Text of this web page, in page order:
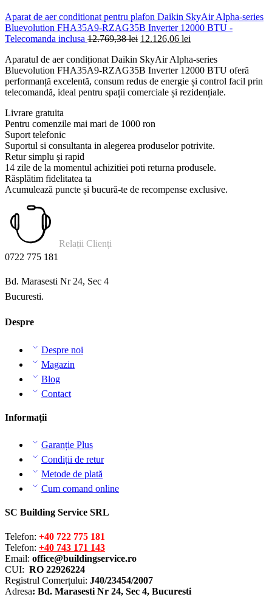
Aparat de aer conditionat pentru plafon Daikin SkyAir Alpha-series
Bluevolution FHA35A9-RZAG35B Inverter 12000 BTU -
Telecomanda inclusa 12.769,38lei Prețul
a
fost:
12.769,38 lei.
12.126,06 lei
este:
12.126,06 lei.
Aparatul de aer condiționat Daikin SkyAir Alpha-series
Bluevolution FHA35A9-RZAG35B Inverter 12000 BTU oferă
performanță excelentă, consum redus de energie și control facil prin
telecomandă, ideal pentru spații comerciale și rezidențiale.
Livrare gratuita
Pentru comenzile mai mari de 1000 ron
Suport telefonic
Suportul si consultanta in alegerea produselor potrivite.
Retur simplu și rapid
14 zile de la momentul achizitiei poti returna produsele.
Răsplătim fidelitatea ta
Acumulează puncte și bucură-te de recompense exclusive.
Relații Clienți
0722 775 181
Bd. Marasesti Nr 24, Sec 4
Bucuresti.
Despre
Despre noi
Magazin
Blog
Contact
Informații
Garanție Plus
Condiții de retur
Metode de plată
Cum comand online
SC Building Service SRL
Telefon: +40 722 775 181
Telefon: +40 743 171 143
Email: office@buildingservice.ro
CUI: RO 22926224
Registrul Comerțului: J40/23454/2007
Adresa: Bd. Marasesti Nr 24, Sec 4, Bucuresti